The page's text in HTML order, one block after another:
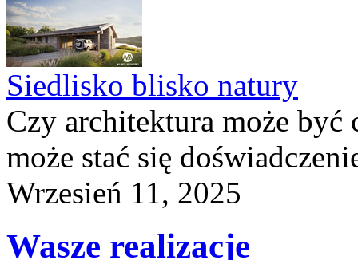
Siedlisko blisko natury
Czy architektura może
może stać się
Wrzesień 11, 2025
Wasze realizacje